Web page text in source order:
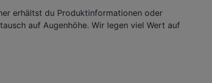
erhältst du Produktinformationen oder
auf Augenhöhe. Wir legen viel Wert auf